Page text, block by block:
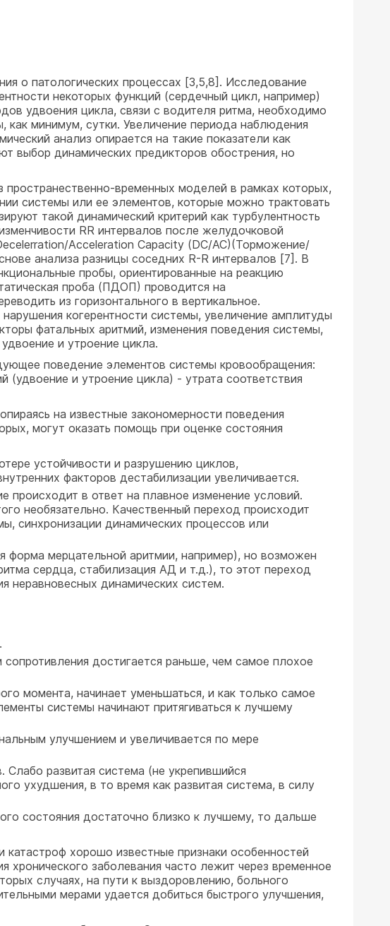
о патологических процессах [3,5,8]. Исследование
некоторых функций (сердечный цикл, например)
удвоения цикла, связи с водителя ритма, необходимо
минимум, сутки. Увеличение периода наблюдения
анализ опирается на такие показатели как
выбор динамических предикторов обострения, но
временных моделей в рамках которых,
системы или ее элементов, которые можно трактовать
такой динамический критерий как турбулентность
RR интервалов после желудочковой
Acceleration Capacity (DC/AC)(Торможение/
анализа разницы соседних R-R интервалов [7]. В
пробы, ориентированные на реакцию
проба (ПДОП) проводится на
из горизонтального в вертикальное.
когерентности системы, увеличение амплитуды
фатальных аритмий, изменения поведения системы,
и утроение цикла.
поведение элементов системы кровообращения:
и утроение цикла) - утрата соответствия
на известные закономерности поведения
могут оказать помощь при оценке состояния
устойчивости и разрушению циклов,
факторов дестабилизации увеличивается.
происходит в ответ на плавное изменение условий.
необязательно. Качественный переход происходит
синхронизации динамических процессов или
форма мерцательной аритмии, например), но возможен
сердца, стабилизация АД и т.д.), то этот переход
неравновесных динамических систем.
достигается раньше, чем самое плохое
момента, начинает уменьшаться, и как только самое
системы начинают притягиваться к лучшему
улучшением и увеличивается по мере
Слабо развитая система (не укрепившийся
ухудшения, в то время как развитая система, в силу
состояния достаточно близко к лучшему, то дальше
хорошо известные признаки особенностей
хронического заболевания часто лежит через временное
случаях, на пути к выздоровлению, больного
мерами удается добиться быстрого улучшения,